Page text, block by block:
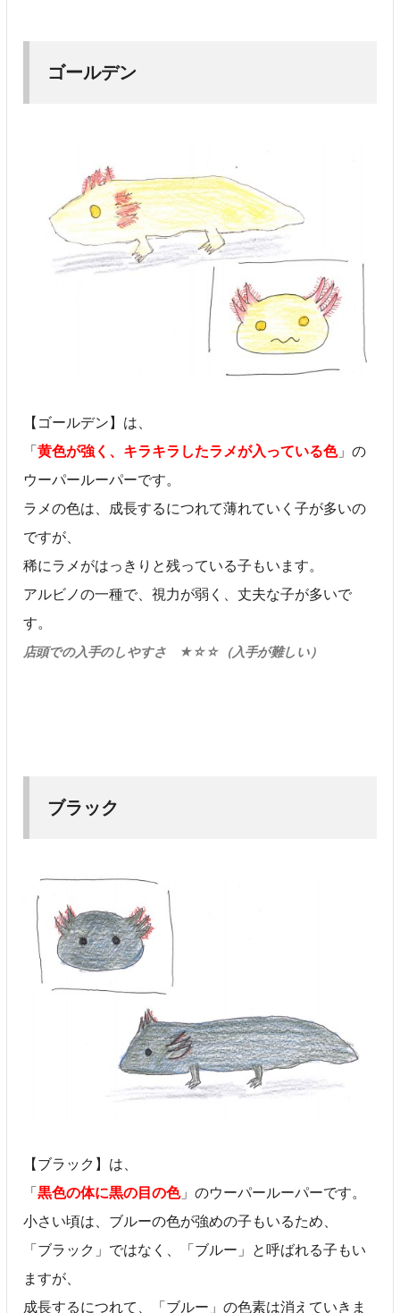
ゴールデン
【ゴールデン】は、
「黄色が強く、キラキラしたラメが入っている色」の
ウーパールーパーです。
ラメの色は、成長するにつれて薄れていく子が多いの
ですが、
稀にラメがはっきりと残っている子もいます。
アルビノの一種で、視力が弱く、丈夫な子が多いで
す。
店頭での入手のしやすさ ★☆☆（入手が難しい）
ブラック
【ブラック】は、
「黒色の体に黒の目の色」のウーパールーパーです。
小さい頃は、ブルーの色が強めの子もいるため、
「ブラック」ではなく、「ブルー」と呼ばれる子もい
ますが、
成長するにつれて、「ブルー」の色素は消えていきま